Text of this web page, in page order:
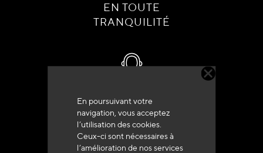
En poursuivant votre
navigation, vous acceptez
l’utilisation des cookies.
Ceux-ci sont nécessaires à
l’amélioration de nos services
EN TOUTE
TRANQUILITÉ
Service client
+33 (0)4 79 72 62 22 Taper 1